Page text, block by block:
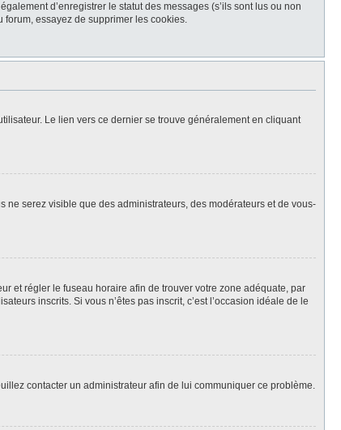
d’enregistrer le statut des messages (s’ils sont lus ou non
essayez de supprimer les cookies.
Le lien vers ce dernier se trouve généralement en cliquant
ne serez visible que des administrateurs, des modérateurs et de vous-
et régler le fuseau horaire afin de trouver votre zone adéquate, par
inscrits. Si vous n’êtes pas inscrit, c’est l’occasion idéale de le
contacter un administrateur afin de lui communiquer ce problème.